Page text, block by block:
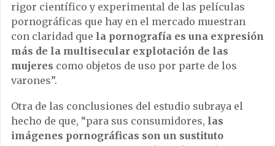
rigor científico y experimental de las películas
pornográficas que hay en el mercado muestran
con claridad que la pornografía es una expresión
más de la multisecular explotación de las
mujeres como objetos de uso por parte de los
varones”.
Otra de las conclusiones del estudio subraya el
hecho de que, “para sus consumidores, las
imágenes pornográficas son un sustituto